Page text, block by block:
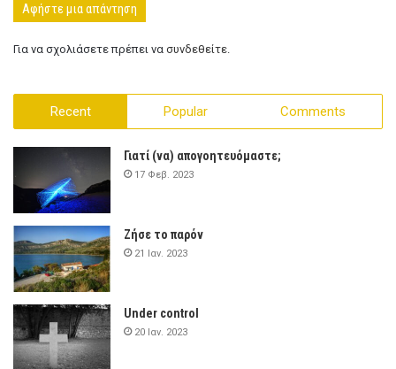
Αφήστε μια απάντηση
Για να σχολιάσετε πρέπει να συνδεθείτε.
Recent Popular Comments
Γιατί (να) απογοητευόμαστε;
17 Φεβ. 2023
Ζήσε το παρόν
21 Ιαν. 2023
Under control
20 Ιαν. 2023